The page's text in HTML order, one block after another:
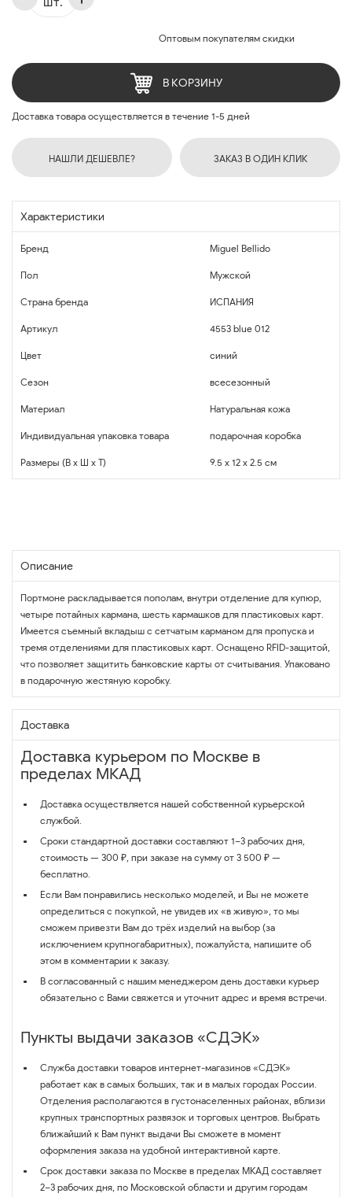
Оптовым покупателям скидки
В КОРЗИНУ
Доставка товара осуществляется в течение 1-5 дней
НАШЛИ ДЕШЕВЛЕ? ЗАКАЗ В ОДИН КЛИК
Характеристики
Бренд Miguel Bellido
Пол Мужской
Страна бренда ИСПАНИЯ
Артикул 4553 blue 012
Цвет синий
Сезон всесезонный
Материал Натуральная кожа
Индивидуальная упаковка товара подарочная коробка
Размеры (В x Ш x Т) 9.5 x 12 x 2.5 см
Описание
Портмоне раскладывается пополам, внутри отделение для купюр,
четыре потайных кармана, шесть кармашков для пластиковых карт.
Имеется съемный вкладыш с сетчатым карманом для пропуска и
тремя отделениями для пластиковых карт. Оснащено RFID-защитой,
что позволяет защитить банковские карты от считывания. Упаковано
в подарочную жестяную коробку.
Доставка
Доставка курьером по Москве в
пределах МКАД
Доставка осуществляется нашей собственной курьерской
службой.
Сроки стандартной доставки составляют 1–3 рабочих дня,
стоимость — 300 ₽, при заказе на сумму от 3 500 ₽ —
бесплатно.
Если Вам понравились несколько моделей, и Вы не можете
определиться с покупкой, не увидев их «в живую», то мы
сможем привезти Вам до трёх изделий на выбор (за
исключением крупногабаритных), пожалуйста, напишите об
этом в комментарии к заказу.
В согласованный с нашим менеджером день доставки курьер
обязательно с Вами свяжется и уточнит адрес и время встречи.
Пункты выдачи заказов «СДЭК»
Служба доставки товаров интернет-магазинов «СДЭК»
работает как в самых больших, так и в малых городах России.
Отделения располагаются в густонаселенных районах, вблизи
крупных транспортных развязок и торговых центров. Выбрать
ближайший к Вам пункт выдачи Вы сможете в момент
оформления заказа на удобной интерактивной карте.
Срок доставки заказа по Москве в пределах МКАД составляет
2–3 рабочих дня, по Московской области и другим городам